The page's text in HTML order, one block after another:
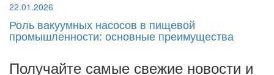
22.01.2026
Роль вакуумных насосов в пищевой
промышленности: основные преимущества
Получайте самые свежие новости и